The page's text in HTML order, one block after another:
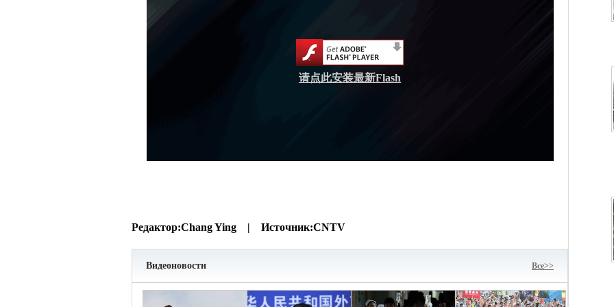
请点此安装最新Flash
Редактор:Chang Ying | Источник:CNTV
Видеоновости Bce>>